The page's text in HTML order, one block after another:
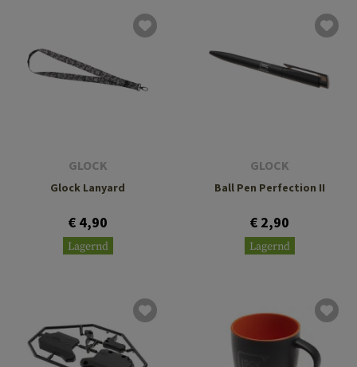
GLOCK
Glock Lanyard
€ 4,90
Lagernd
GLOCK
Ball Pen Perfection II
€ 2,90
Lagernd